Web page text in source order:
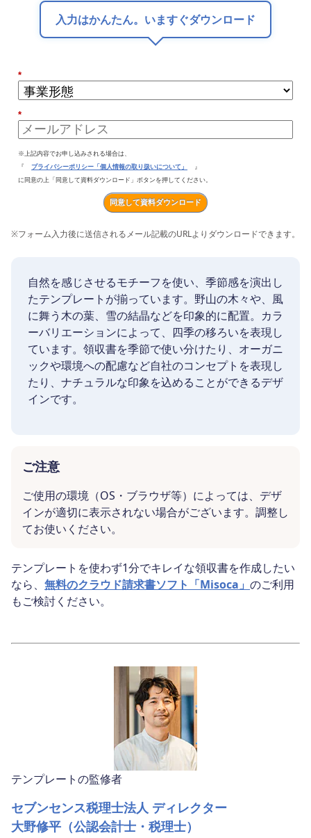
入力はかんたん。いますぐダウンロード
*
*
※上記内容でお申し込みされる場合は、
『
プライバシーポリシー「個人情報の取り扱いについて」
』
に同意の上「同意して資料ダウンロード」ボタンを押してください。
同意して資料ダウンロード
※フォーム入力後に送信されるメール記載のURLよりダウンロードできます。
自然を感じさせるモチーフを使い、季節感を演出し
たテンプレートが揃っています。野山の木々や、風
に舞う木の葉、雪の結晶などを印象的に配置。カラ
ーバリエーションによって、四季の移ろいを表現し
ています。領収書を季節で使い分けたり、オーガニ
ックや環境への配慮など自社のコンセプトを表現し
たり、ナチュラルな印象を込めることができるデザ
インです。
ご注意
ご使用の環境（OS・ブラウザ等）によっては、デザ
インが適切に表示されない場合がございます。調整し
てお使いください。
テンプレートを使わず1分でキレイな領収書を作成したい
なら、 無料のクラウド請求書ソフト「Misoca」 のご利用
もご検討ください。
テンプレートの監修者
セブンセンス税理士法人 ディレクター
大野修平（公認会計士・税理士）